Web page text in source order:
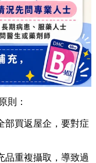
則：
部買返屋企，要對症
品重複攝取，導致過